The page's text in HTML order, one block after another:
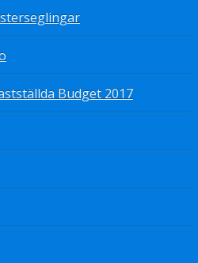
Budget 2017